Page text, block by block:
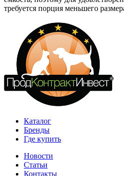
требуется порция меньшего
Каталог
Бренды
Где купить
Новости
Статьи
Контакты